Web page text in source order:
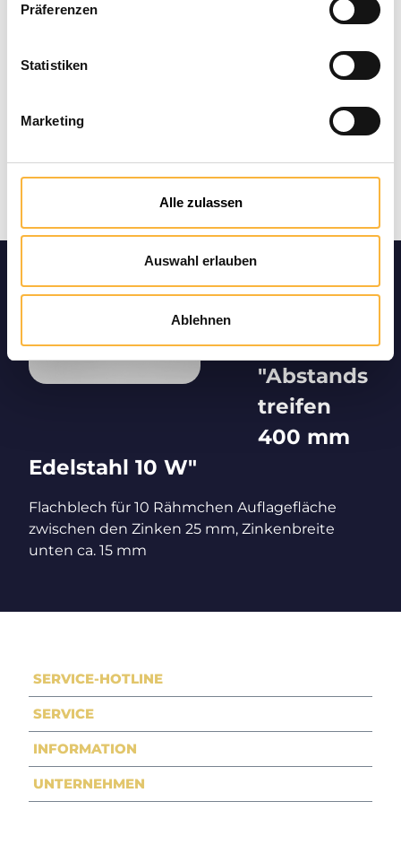
Präferenzen
Statistiken
Marketing
Alle zulassen
Auswahl erlauben
Ablehnen
Produktin
en
"Abstands
treifen
400 mm
Edelstahl 10 W"
Flachblech für 10 Rähmchen Auflagefläche
zwischen den Zinken 25 mm, Zinkenbreite
unten ca. 15 mm
SERVICE-HOTLINE
SERVICE
INFORMATION
UNTERNEHMEN